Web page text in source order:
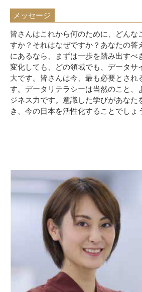
メッセージ
皆さんはこれから何のために、どんな
すか？それはなぜですか？あなたの答
にあるなら、まずは一歩を踏み出すべ
変化しても、どの領域でも、データサ
大です。皆さんは今、最も必要とされ
す。データリテラシーは当然のこと、
ジネス力です。意識した学びがあなた
き、今の日本を活性化することでし